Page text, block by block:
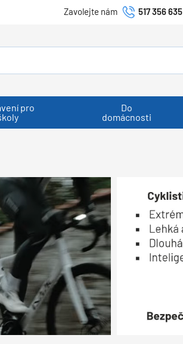
Zavolejte nám 517 356 635
pro
Do
domácnosti